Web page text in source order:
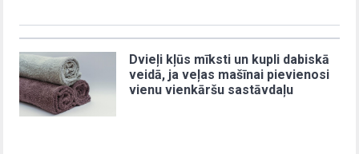
Dvieļi kļūs mīksti un kupli dabiskā
veidā, ja veļas mašīnai pievienosi
vienu vienkāršu sastāvdaļu